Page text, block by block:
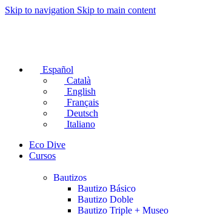
Skip to navigation Skip to main content
Español
Català
English
Français
Deutsch
Italiano
Eco Dive
Cursos
Bautizos
Bautizo Básico
Bautizo Doble
Bautizo Triple + Museo